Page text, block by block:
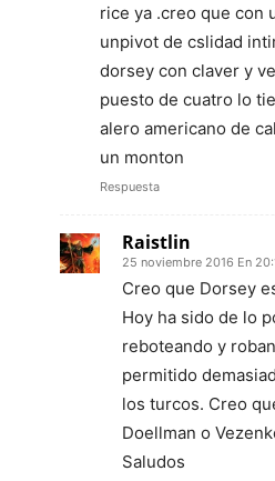
rice ya .creo que con
unpivot de cslidad
dorsey con claver y
puesto de cuatro lo
alero americano de
un monton
Respuesta
Raistlin
25 noviembre 2016 En
Creo que Dorsey
Hoy ha sido de lo
reboteando y
permitido
los turcos. Creo
Doellman o
Saludos